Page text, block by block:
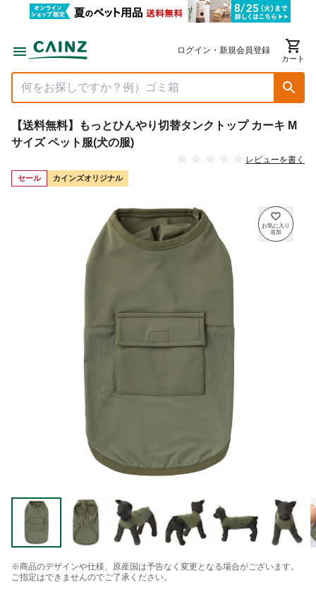
ログイン・新規会員登録
カート
【送料無料】もっとひんやり切替タンクトップ カーキ M
サイズ ペット服(犬の服)
レビューを書く
セール カインズオリジナル
※商品のデザインや仕様、原産国は予告なく変更となる場合がございます。
ご指定はできませんのでご了承ください。